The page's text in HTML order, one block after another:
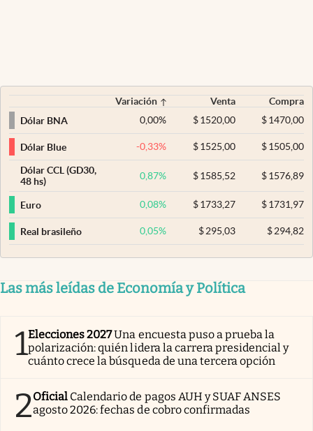
Variación Venta
Compra
Dólar BNA
0,00% $ 1520,00 $1470,00
Dólar Blue -0,33% $ 1525,00 $1505,00
Dólar CCL (GD30,
48 hs)
0,87% $ 1585,52 $1576,89
Euro 0,08% $ 1733,27 $1731,97
Real brasileño 0,05% $295,03 $294,82
Las más leídas de Economía y Política
1Elecciones 2027Una encuesta puso a prueba la
polarización: quién lidera la carrera presidencial y
cuánto crece la búsqueda de una tercera opción
2Oficial Calendario de pagos AUH y SUAF ANSES
agosto 2026: fechas de cobro confirmadas